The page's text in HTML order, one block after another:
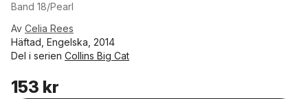
Band 18/Pearl
Av Celia Rees
Häftad, Engelska, 2014
Del i serien Collins Big Cat
153 kr